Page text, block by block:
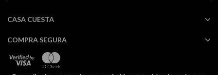
CASA CUESTA
COMPRA SEGURA